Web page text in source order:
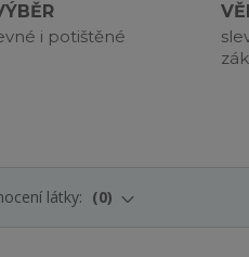
i potištěné
látky: 0